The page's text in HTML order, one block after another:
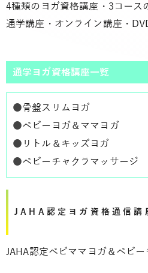
4種類のヨガ資格講座・3コース
通学講座・オンライン講座・
通学ヨガ資格講座一覧
●骨盤スリムヨガ
●ベビーヨガ＆ママヨガ
● リトル＆キッズヨガ
●ベビーチャクラマッサージ
JAHA認定ヨガ資格通信講
JAHA認定ベビママヨガ＆ベビ